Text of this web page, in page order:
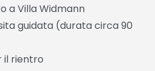
a Villa Widmann
guidata (durata circa 90
il rientro